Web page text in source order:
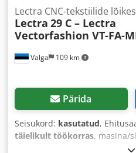
Valga 109 km
Lectra CNC-tekstiilide
Lectra 29 C – Lectra
Vectorfashion VT-FA-
Pärida
Seisukord: kasutatud,
täielikult töökorras, masina/